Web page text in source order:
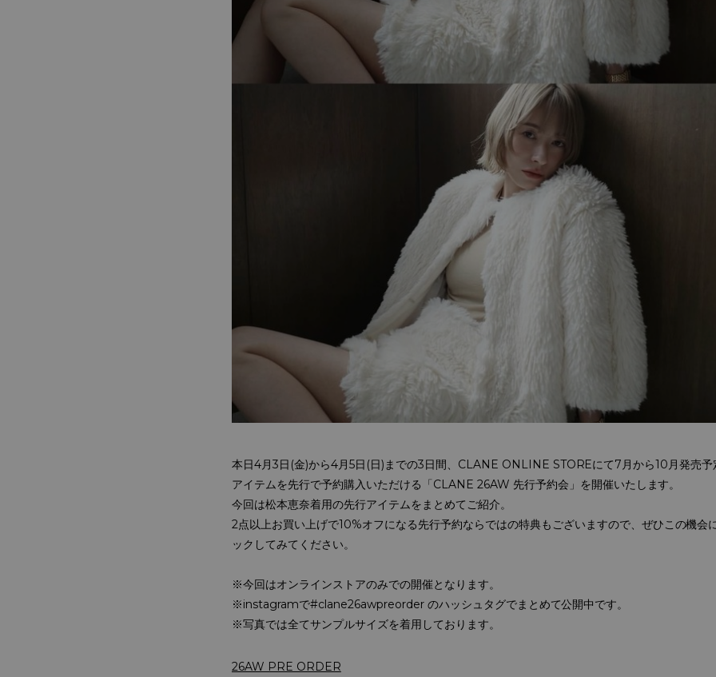
本日4月3日(金)から4月5日(日)までの3日間、CLANE ONLINE STOREにて7月から10月発売予
アイテムを先行で予約購入いただける「CLANE 26AW 先行予約会」を開催いたします。
今回は松本恵奈着用の先行アイテムをまとめてご紹介。
2点以上お買い上げで10%オフになる先行予約ならではの特典もございますので、ぜひこの機会
ックしてみてください。
※今回はオンラインストアのみでの開催となります。
※instagramで#clane26awpreorder のハッシュタグでまとめて公開中です。
※写真では全てサンプルサイズを着用しております。
26AW PRE ORDER